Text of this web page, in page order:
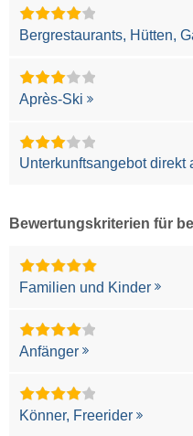
Bergrestaurants, Hütten,
Après-Ski
Unterkunftsangebot direkt
Bewertungskriterien für
Familien und Kinder
Anfänger
Könner, Freerider